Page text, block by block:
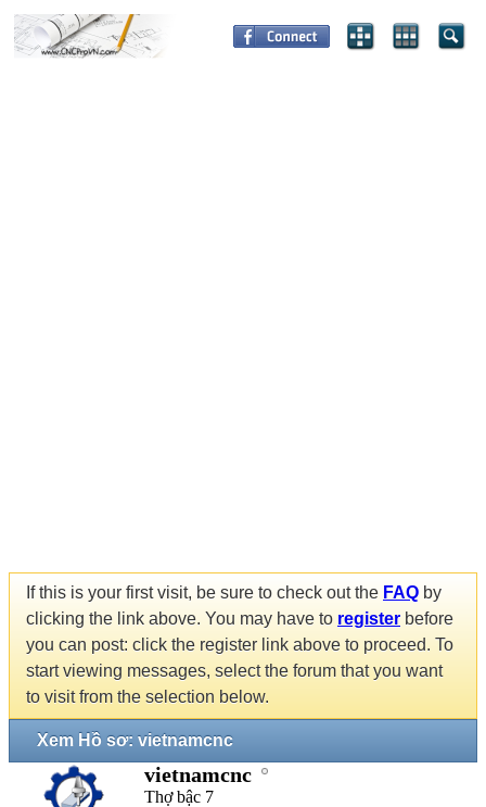
If this is your first visit, be sure to check out the FAQ by
clicking the link above. You may have to register before
you can post: click the register link above to proceed. To
start viewing messages, select the forum that you want
to visit from the selection below.
Xem Hồ sơ: vietnamcnc
vietnamcnc
Thợ bậc 7